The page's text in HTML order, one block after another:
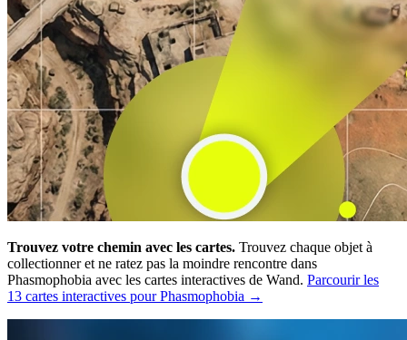
Trouvez votre chemin avec les cartes. Trouvez chaque objet à
collectionner et ne ratez pas la moindre rencontre dans
Phasmophobia avec les cartes interactives de Wand. Parcourir les
13 cartes interactives pour Phasmophobia →